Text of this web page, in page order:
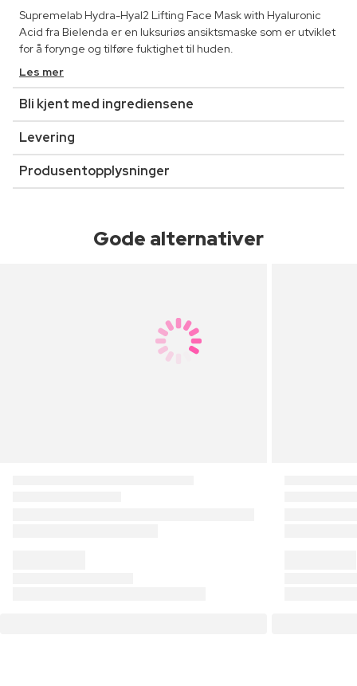
Supremelab Hydra-Hyal2 Lifting Face Mask with Hyaluronic
Acid fra Bielenda er en luksuriøs ansiktsmaske som er utviklet
for å forynge og tilføre fuktighet til huden.
Les mer
Bli kjent med ingrediensene
Levering
Produsentopplysninger
Gode alternativer